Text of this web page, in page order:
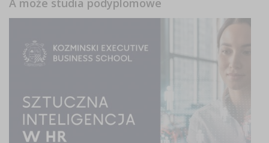
A może studia podyplomowe